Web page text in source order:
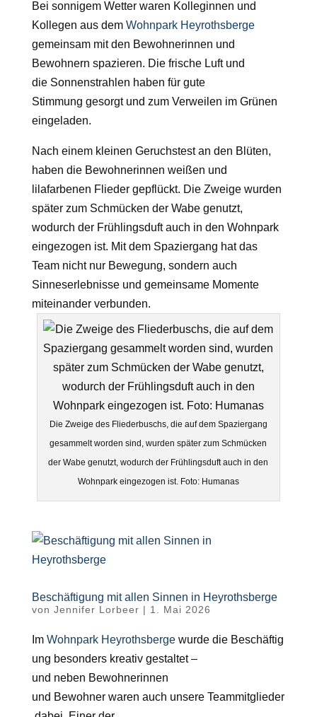
Bei sonnigem Wetter waren Kolleginnen und
Kollegen aus dem Wohnpark Heyrothsberge
gemeinsam mit den Bewohnerinnen und
Bewohnern spazieren. Die frische Luft und
die Sonnenstrahlen haben für gute
Stimmung gesorgt und zum Verweilen im Grünen
eingeladen.
Nach einem kleinen Geruchstest an den Blüten,
haben die Bewohnerinnen weißen und
lilafarbenen Flieder gepflückt. Die Zweige wurden
später zum Schmücken der Wabe genutzt,
wodurch der Frühlingsduft auch in den Wohnpark
eingezogen ist. Mit dem Spaziergang hat das
Team nicht nur Bewegung, sondern auch
Sinneserlebnisse und gemeinsame Momente
miteinander verbunden.
Die Zweige des Fliederbuschs, die auf dem Spaziergang
gesammelt worden sind, wurden später zum Schmücken
der Wabe genutzt, wodurch der Frühlingsduft auch in den
Wohnpark eingezogen ist. Foto: Humanas
Beschäftigung mit allen Sinnen in Heyrothsberge
von Jennifer Lorbeer | 1. Mai 2026
Im Wohnpark Heyrothsbergewurde die Beschäftig
ung besonders kreativ gestaltet –
und neben Bewohnerinnen
und Bewohner waren auch unsere Teammitglieder